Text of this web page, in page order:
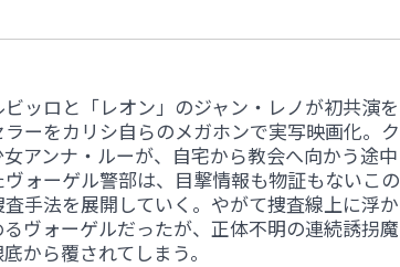
ッロと「レオン」のジャン・レノが初共演を
ーをカリシ自らのメガホンで実写映画化。ク
アンナ・ルーが、自宅から教会へ向かう途中
ォーゲル警部は、目撃情報も物証もないこの
手法を展開していく。やがて捜査線上に浮か
ヴォーゲルだったが、正体不明の連続誘拐魔
から覆されてしまう。